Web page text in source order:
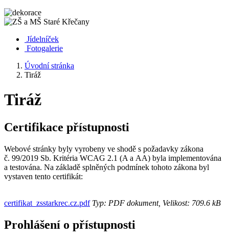
Jídelníček
Fotogalerie
Úvodní stránka
Tiráž
Tiráž
Certifikace přístupnosti
Webové stránky byly vyrobeny ve shodě s požadavky zákona
č. 99/2019 Sb. Kritéria WCAG 2.1 (A a AA) byla implementována
a testována. Na základě splněných podmínek tohoto zákona byl
vystaven tento certifikát:
certifikat_zsstarkrec.cz.pdfTyp: PDF dokument, Velikost: 709.6 kB
Prohlášení o přístupnosti